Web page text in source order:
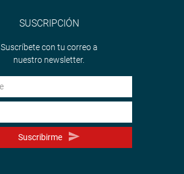
SUSCRIPCIÓN
Suscríbete con tu correo a
nuestro newsletter.
Suscribirme